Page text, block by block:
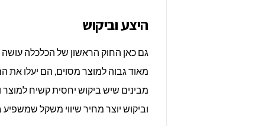
היצע וביקוש
גם כאן החוק הראשון של הכלכלה עושה
מאוד גבוה למוצר מסוים, הם יעלו את
מבינים שיש ביקוש יחסית קשיח
וביקוש יוצר מחיר שיווי משקל